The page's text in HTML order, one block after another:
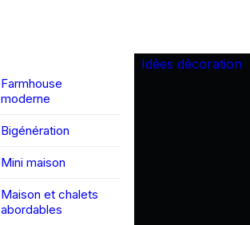
Farmhouse
moderne
Bigénération
Mini maison
Maison et chalets
abordables
Idées décoration